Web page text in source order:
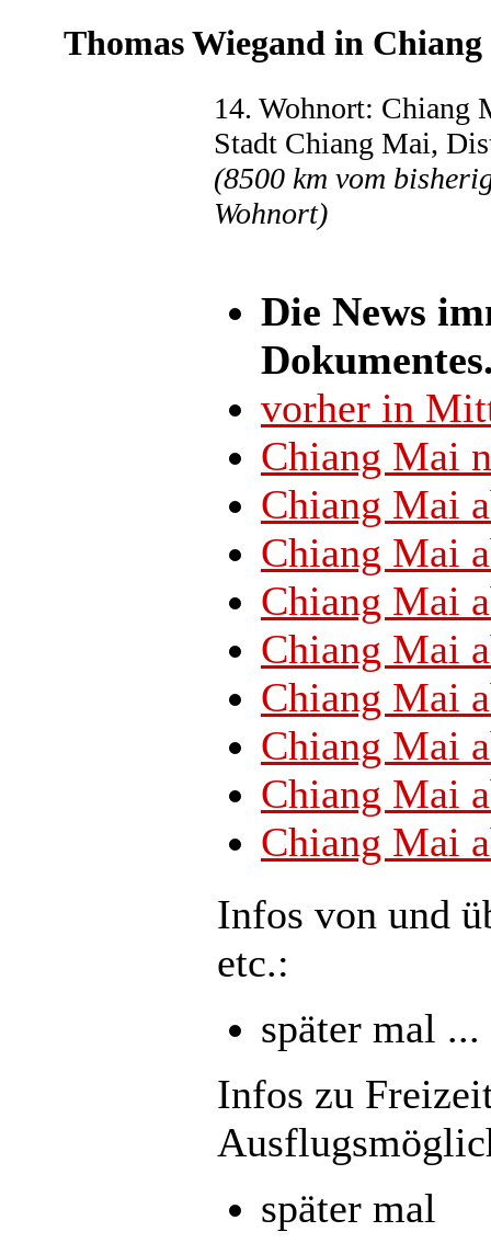
Thomas Wiegand in
14. Wohnort: Chiang
Stadt Chiang Mai,
(8500 km vom
Wohnort)
Die News
vorher in
Chiang Mai
Chiang Mai
Chiang Mai
Chiang Mai
Chiang Mai
Chiang Mai
Chiang Mai
Chiang Mai
Chiang Mai
Infos von und
etc.:
später mal ...
Infos zu
später mal